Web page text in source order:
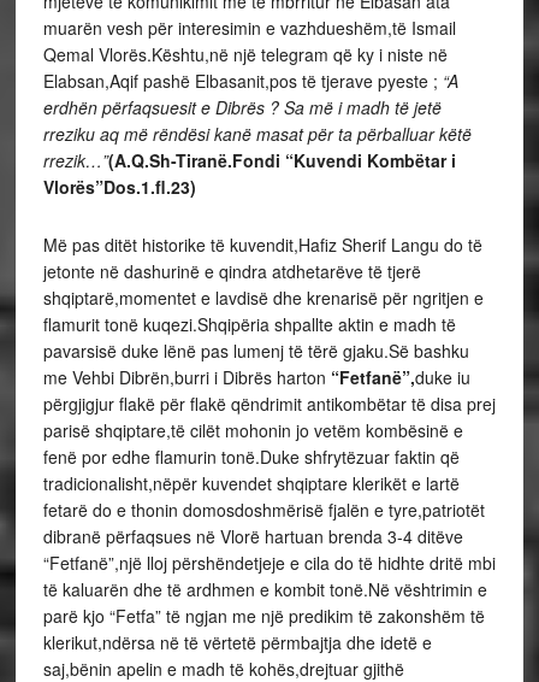
muarën vesh për interesimin e vazhdueshëm,të Ismail
Qemal Vlorës.Kështu,në një telegram që ky i niste në
Elabsan,Aqif pashë Elbasanit,pos të tjerave pyeste ; “A
erdhën përfaqsuesit e Dibrës ? Sa më i madh të jetë
rreziku aq më rëndësi kanë masat për ta përballuar këtë
rrezik…”(A.Q.Sh-Tiranë.Fondi “Kuvendi Kombëtar i
Vlorës”Dos.1.fl.23)
Më pas ditët historike të kuvendit,Hafiz Sherif Langu do të
jetonte në dashurinë e qindra atdhetarëve të tjerë
shqiptarë,momentet e lavdisë dhe krenarisë për ngritjen e
flamurit tonë kuqezi.Shqipëria shpallte aktin e madh të
pavarsisë duke lënë pas lumenj të tërë gjaku.Së bashku
me Vehbi Dibrën,burri i Dibrës harton “Fetfanë”,duke iu
përgjigjur flakë për flakë qëndrimit antikombëtar të disa prej
parisë shqiptare,të cilët mohonin jo vetëm kombësinë e
fenë por edhe flamurin tonë.Duke shfrytëzuar faktin që
tradicionalisht,nëpër kuvendet shqiptare klerikët e lartë
fetarë do e thonin domosdoshmërisë fjalën e tyre,patriotët
dibranë përfaqsues në Vlorë hartuan brenda 3-4 ditëve
“Fetfanë”,një lloj përshëndetjeje e cila do të hidhte dritë mbi
të kaluarën dhe të ardhmen e kombit tonë.Në vështrimin e
parë kjo “Fetfa” të ngjan me një predikim të zakonshëm të
klerikut,ndërsa në të vërtetë përmbajtja dhe idetë e
saj,bënin apelin e madh të kohës,drejtuar gjithë